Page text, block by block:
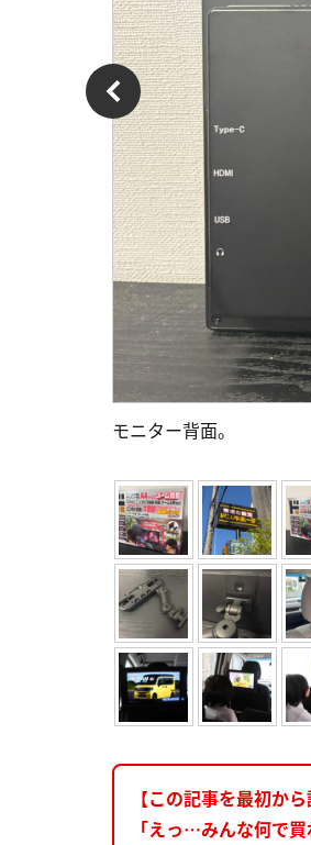
モニター背面。
【この記事を最初から
「えっ…みんな何で